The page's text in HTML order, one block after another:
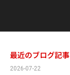
最近のブログ記事
2026-07-22